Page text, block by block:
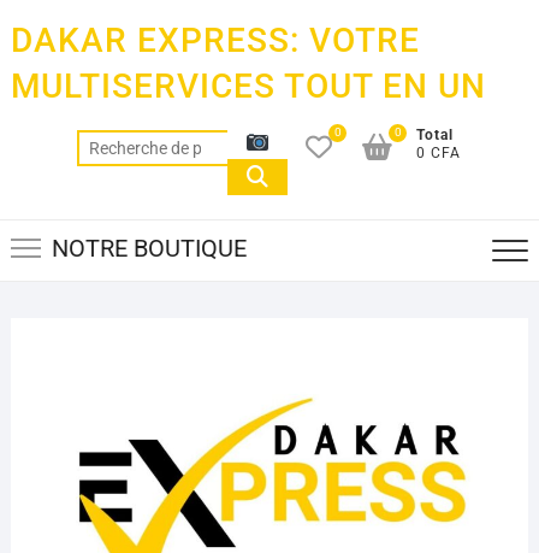
content
DAKAR EXPRESS: VOTRE
MULTISERVICES TOUT EN UN
Recherche
pour :
0
Total
0 CFA
0
NOTRE BOUTIQUE